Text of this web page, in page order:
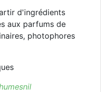
d'ingrédients
aux parfums de
photophores